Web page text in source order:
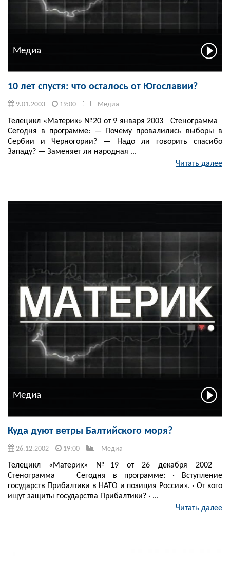
Медиа
10 лет спустя: что осталось от Югославии?
9.01.2003 19:00 Медиа
Телецикл «Материк» №20 от 9 января 2003 Стенограмма
Сегодня в программе: — Почему провалились выборы в
Сербии и Черногории? — Надо ли говорить спасибо
Западу? — Заменяет ли народная ...
Читать далее
Медиа
Куда дуют ветры Балтийского моря?
26.12.2002 19:00 Медиа
Телецикл «Материк» №19 от 26 декабря 2002
Стенограмма Сегодня в программе: · Вступление
государств Прибалтики в НАТО и позиция России». · От кого
ищут защиты государства Прибалтики? · ...
Читать далее